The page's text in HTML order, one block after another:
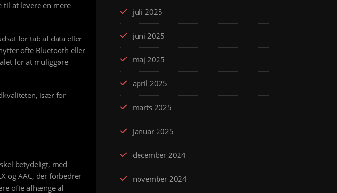
til at levere en mere
for tab af data eller
ofte Bluetooth eller
for at muliggøre
især for
betydeligt, med
og AAC, der forbedrer
ofte afhænge af
juli 2025
juni 2025
maj 2025
april 2025
marts 2025
januar 2025
december 2024
november 2024